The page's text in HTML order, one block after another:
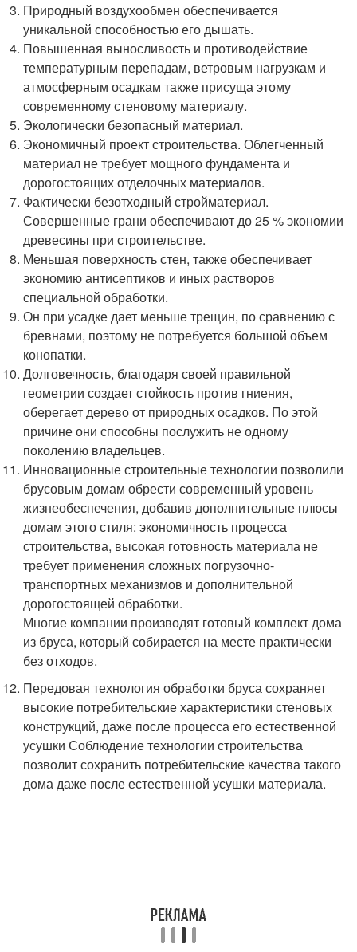
Природный воздухообмен обеспечивается
уникальной способностью его дышать.
Повышенная выносливость и противодействие
температурным перепадам, ветровым нагрузкам и
атмосферным осадкам также присуща этому
современному стеновому материалу.
Экологически безопасный материал.
Экономичный проект строительства. Облегченный
материал не требует мощного фундамента и
дорогостоящих отделочных материалов.
Фактически безотходный стройматериал.
Совершенные грани обеспечивают до 25 % экономии
древесины при строительстве.
Меньшая поверхность стен, также обеспечивает
экономию антисептиков и иных растворов
специальной обработки.
Он при усадке дает меньше трещин, по сравнению с
бревнами, поэтому не потребуется большой объем
конопатки.
Долговечность, благодаря своей правильной
геометрии создает стойкость против гниения,
оберегает дерево от природных осадков. По этой
причине они способны послужить не одному
поколению владельцев.
Инновационные строительные технологии позволили
брусовым домам обрести современный уровень
жизнеобеспечения, добавив дополнительные плюсы
домам этого стиля: экономичность процесса
строительства, высокая готовность материала не
требует применения сложных погрузочно-
транспортных механизмов и дополнительной
дорогостоящей обработки.
Многие компании производят готовый комплект дома
из бруса, который собирается на месте практически
без отходов.
Передовая технология обработки бруса сохраняет
высокие потребительские характеристики стеновых
конструкций, даже после процесса его естественной
усушки Соблюдение технологии строительства
позволит сохранить потребительские качества такого
дома даже после естественной усушки материала.